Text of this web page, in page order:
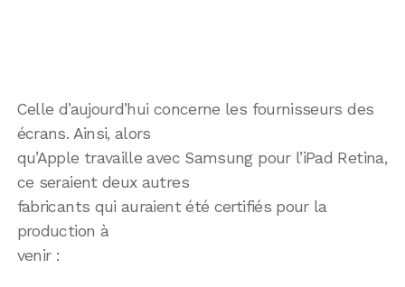
Celle d’aujourd’hui concerne les fournisseurs des
écrans. Ainsi, alors
qu’Apple travaille avec Samsung pour l’iPad Retina,
ce seraient deux autres
fabricants qui auraient été certifiés pour la
production à
venir :